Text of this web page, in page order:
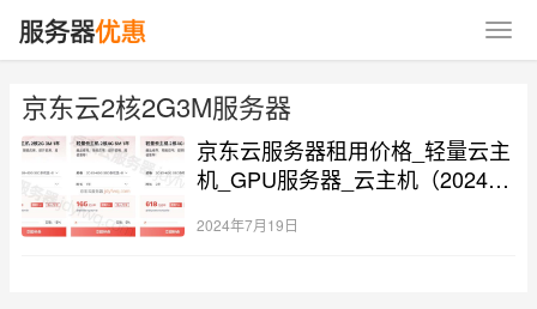
京东云2核2G3M服务器
京东云服务器租用价格_轻量云主
机_GPU服务器_云主机（2024最
2024年7月19日